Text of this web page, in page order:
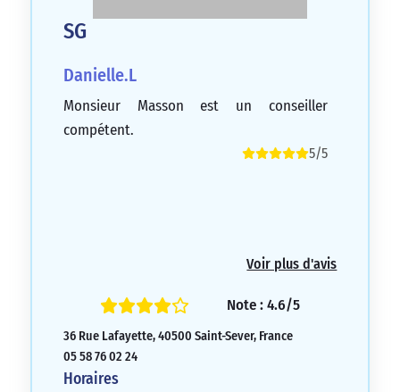
SG
Danielle.L
Monsieur Masson est un conseiller
compétent.
5/5
Voir plus d'avis
Note : 4.6/5
36 Rue Lafayette, 40500 Saint-Sever, France
05 58 76 02 24
Horaires